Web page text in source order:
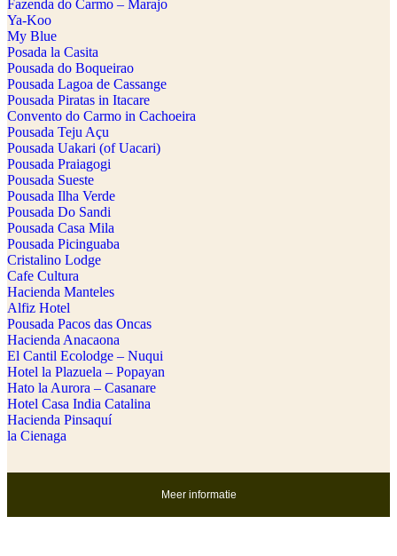
Fazenda do Carmo – Marajo
Ya-Koo
My Blue
Posada la Casita
Pousada do Boqueirao
Pousada Lagoa de Cassange
Pousada Piratas in Itacare
Convento do Carmo in Cachoeira
Pousada Teju Açu
Pousada Uakari (of Uacari)
Pousada Praiagogi
Pousada Sueste
Pousada Ilha Verde
Pousada Do Sandi
Pousada Casa Mila
Pousada Picinguaba
Cristalino Lodge
Cafe Cultura
Hacienda Manteles
Alfiz Hotel
Pousada Pacos das Oncas
Hacienda Anacaona
El Cantil Ecolodge – Nuqui
Hotel la Plazuela – Popayan
Hato la Aurora – Casanare
Hotel Casa India Catalina
Hacienda Pinsaquí
la Cienaga
Meer informatie